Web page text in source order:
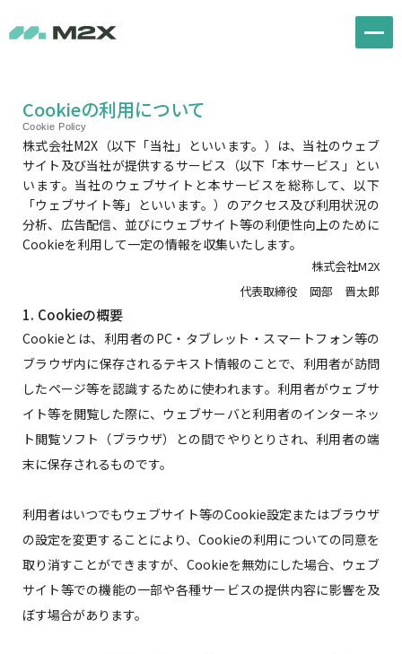
Cookieの利用について
Cookie Policy
株式会社M2X（以下「当社」といいます。）は、当社のウェブ
サイト及び当社が提供するサービス（以下「本サービス」とい
います。当社のウェブサイトと本サービスを総称して、以下
「ウェブサイト等」といいます。）のアクセス及び利用状況の
分析、広告配信、並びにウェブサイト等の利便性向上のために
Cookieを利用して一定の情報を収集いたします。
株式会社M2X
代表取締役 岡部 晋太郎
1. Cookieの概要
Cookieとは、利用者のPC・タブレット・スマートフォン等の
ブラウザ内に保存されるテキスト情報のことで、利用者が訪問
したページ等を認識するために使われます。利用者がウェブサ
イト等を閲覧した際に、ウェブサーバと利用者のインターネッ
ト閲覧ソフト（ブラウザ）との間でやりとりされ、利用者の端
末に保存されるものです。
利用者はいつでもウェブサイト等のCookie設定またはブラウザ
の設定を変更することにより、Cookieの利用についての同意を
取り消すことができますが、Cookieを無効にした場合、ウェブ
サイト等での機能の一部や各種サービスの提供内容に影響を及
ぼす場合があります。